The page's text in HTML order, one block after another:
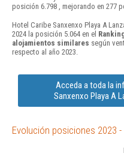
posición 6.798 , mejorando en 277
Hotel Caribe Sanxenxo Playa A
2024 la posición 5.064 en el
alojamientos similares según
respecto al año 2023.
Acceda a toda la
Sanxenxo Playa A
Evolución posiciones 2023 -